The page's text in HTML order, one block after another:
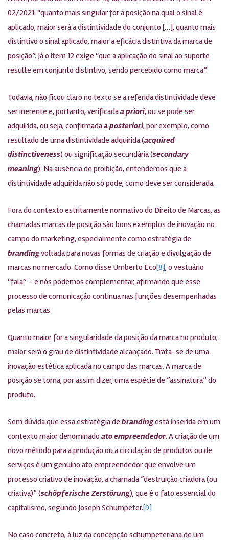
02/2021: “quanto mais singular for a posição na qual o sinal é
aplicado, maior será a distintividade do conjunto […], quanto mais
distintivo o sinal aplicado, maior a eficácia distintiva da marca de
posição”. Já o item 12 exige “que a aplicação do sinal ao suporte
resulte em conjunto distintivo, sendo percebido como marca”.
Todavia, não ficou claro no texto se a referida distintividade deve
ser inerente e, portanto, verificadaa priori, ou se pode ser
adquirida, ou seja, confirmadaa posteriori, por exemplo, como
resultado de uma distintividade adquirida (acquired
distinctiveness) ou significação secundária (secondary
meaning). Na ausência de proibição, entendemos que a
distintividade adquirida não só pode, como deve ser considerada.
Fora do contexto estritamente normativo do Direito de Marcas, as
chamadas marcas de posição são bons exemplos de inovação no
campo do marketing, especialmente como estratégia de
brandingvoltada para novas formas de criação e divulgação de
marcas no mercado. Como disse Umberto Eco[8], o vestuário
“fala” – e nós podemos complementar, afirmando que esse
processo de comunicação continua nas funções desempenhadas
pelas marcas.
Quanto maior for a singularidade da posição da marca no produto,
maior será o grau de distintividade alcançado. Trata-se de uma
inovação estética aplicada no campo das marcas. A marca de
posição se torna, por assim dizer, uma espécie de “assinatura” do
produto.
Sem dúvida que essa estratégia de brandingestá inserida em um
contexto maior denominadoato empreendedor. A criação de um
novo método para a produção ou a circulação de produtos ou de
serviços é um genuíno ato empreendedor que envolve um
processo criativo de inovação, a chamada “destruição criadora (ou
criativa)” (schöpferische Zerstörung), que é o fato essencial do
capitalismo, segundo Joseph Schumpeter.[9]
No caso concreto, à luz da concepção schumpeteriana de um